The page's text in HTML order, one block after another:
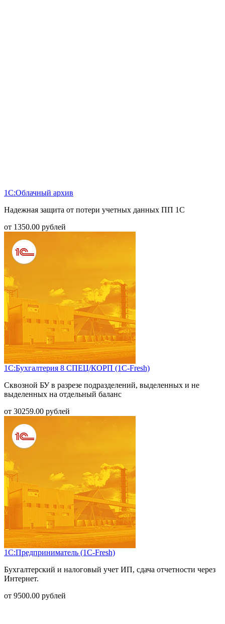
1С:Облачный архив
Надежная защита от потери учетных данных ПП 1С
от 1350.00 рублей
1С:Бухгалтерия 8 СПЕЦ/КОРП (1С-Fresh)
Сквозной БУ в разрезе подразделений, выделенных и не
выделенных на отдельный баланс
от 30259.00 рублей
1С:Предприниматель (1С-Fresh)
Бухгалтерский и налоговый учет ИП, сдача отчетности через
Интернет.
от 9500.00 рублей